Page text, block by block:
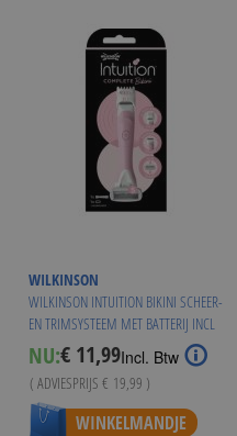
WILKINSON
WILKINSON INTUITION BIKINI SCHEER-
EN TRIMSYSTEEM MET BATTERIJ INCL
1 MESJE ROZE
NU:Special
Price
€ 11,99Incl. Btw
( ADVIESPRIJS € 19,99 )
WINKELMANDJE